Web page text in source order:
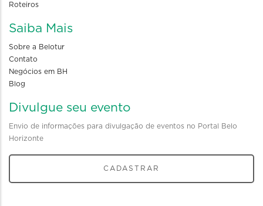
Roteiros
Saiba Mais
Sobre a Belotur
Contato
Negócios em BH
Blog
Divulgue seu evento
Envio de informações para divulgação de eventos no Portal Belo
Horizonte
CADASTRAR